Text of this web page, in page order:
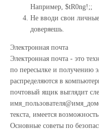
Например, $tR0ng!;;
Не вводи свои
доверяешь.
Электронная почта
Электронная почта - это
по пересылке и получению
распределяются в
почтовый ящик выглядит
текста, имеется
Основные советы по